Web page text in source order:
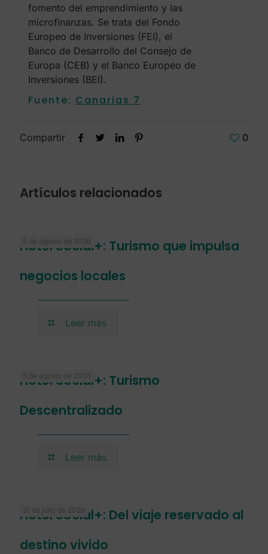
fomento del emprendimiento y las
microfinanzas. Se trata del Fondo
Europeo de Inversiones (FEI), el
Banco de Desarrollo del Consejo de
Europa (CEB) y el Banco Europeo de
Inversiones (BEI).
Fuente: Canarias 7
Compartir 0
Artículos relacionados
5 de agosto de 2026
Hotel Social+: Turismo que impulsa
negocios locales
Leer más
5 de agosto de 2026
Hotel Social+: Turismo
Descentralizado
Leer más
31 de julio de 2026
Hotel Social+: Del viaje reservado al
destino vivido